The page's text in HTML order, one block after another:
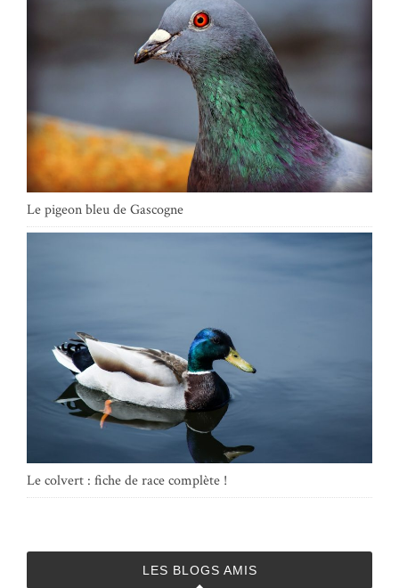
Le pigeon bleu de Gascogne
Le colvert : fiche de race complète !
LES BLOGS AMIS